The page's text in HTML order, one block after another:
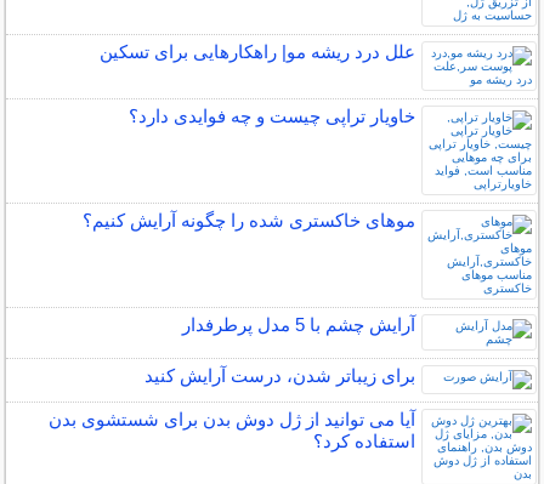
علل درد ریشه مو| راهکارهایی برای تسکین
خاویار تراپی چیست و چه فوایدی دارد؟
موهای خاکستری شده را چگونه آرایش کنیم؟
آرایش چشم با 5 مدل پرطرفدار
برای زیباتر شدن، درست آرایش کنید
آیا می توانید از ژل دوش بدن برای شستشوی بدن
استفاده کرد؟